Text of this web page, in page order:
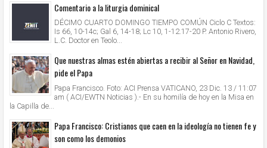
Comentario a la liturgia dominical
DÉCIMO CUARTO DOMINGO TIEMPO COMÚN Ciclo C Textos:
Is 66, 10-14c; Gal 6, 14-18; Lc 10, 1-12.17-20 P. Antonio Rivero,
L.C. Doctor en Teolo...
Que nuestras almas estén abiertas a recibir al Señor en Navidad,
pide el Papa
Papa Francisco. Foto: ACI Prensa VATICANO, 23 Dic. 13 / 11:07
am ( ACI/EWTN Noticias ).- En su homilía de hoy en la Misa en
la Capilla de...
Papa Francisco: Cristianos que caen en la ideología no tienen fe y
son como los demonios